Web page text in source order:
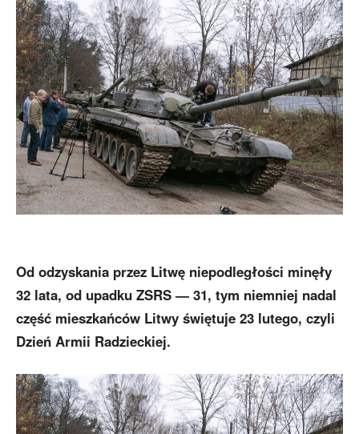
Od odzyskania przez Litwę niepodległości minęły
32 lata, od upadku ZSRS — 31, tym niemniej nadal
część mieszkańców Litwy świętuje 23 lutego, czyli
Dzień Armii Radzieckiej.